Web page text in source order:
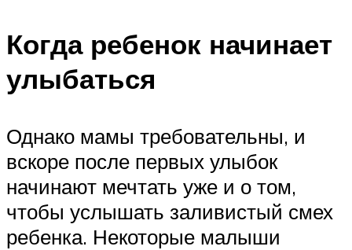
Когда ребенок начинает
улыбаться
Однако мамы требовательны, и
вскоре после первых улыбок
начинают мечтать уже и о том,
чтобы услышать заливистый смех
ребенка. Некоторые малыши